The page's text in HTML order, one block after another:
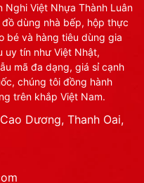
Nghi Việt Nhựa Thành Luân
dùng nhà bếp, hộp thực
bé và hàng tiêu dùng gia
uy tín như Việt Nhật,
mã đa dạng, giá sỉ cạnh
chúng tôi đồng hành
trên khắp Việt Nam.
Dương, Thanh Oai,